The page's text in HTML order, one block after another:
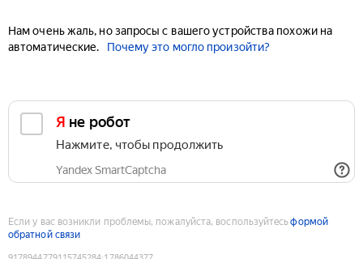
Нам очень жаль, но запросы с вашего устройства похожи на
автоматические.
Почему это могло произойти?
Я не робот
Нажмите, чтобы продолжить
Yandex SmartCaptcha
Если у вас возникли проблемы, пожалуйста, воспользуйтесьформой
обратной связи